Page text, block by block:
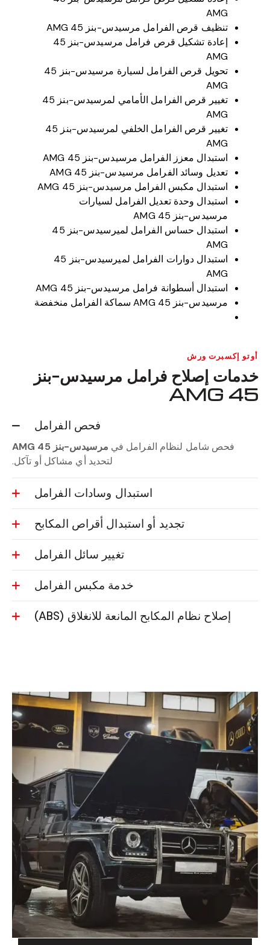
AMG
تنظيف قرص الفرامل مرسيدس-بنز 45 AMG
إعادة تشكيل قرص فرامل مرسيدس-بنز 45
AMG
تحويل قرص الفرامل لسيارة مرسيدس-بنز 45
AMG
تغيير قرص الفرامل الأمامي لمرسيدس-بنز 45
AMG
تغيير قرص الفرامل الخلفي لمرسيدس-بنز 45
AMG
استبدال معزز الفرامل مرسيدس-بنز 45 AMG
تعديل وسائد الفرامل مرسيدس-بنز 45 AMG
استبدال مكبس الفرامل مرسيدس-بنز 45 AMG
استبدال وحدة تعديل الفرامل لسيارات
مرسيدس-بنز 45 AMG
استبدال حساس الفرامل لميرسيدس-بنز 45
AMG
استبدال دوارات الفرامل لميرسيدس-بنز 45
AMG
استبدال أسطوانة فرامل مرسيدس-بنز 45 AMG
مرسيدس-بنز 45 AMG سماكة الفرامل منخفضة
أوتو إكسبرت ورش
خدمات إصلاح فرامل مرسيدس-بنز
45 AMG
فحص الفرامل
فحص شامل لنظام الفرامل في مرسيدس-بنز 45 AMG
لتحديد أي مشاكل أو تآكل.
استبدال وسادات الفرامل
تجديد أو استبدال أقراص المكابح
تغيير سائل الفرامل
خدمة مكبس الفرامل
إصلاح نظام المكابح المانعة للانغلاق (ABS)